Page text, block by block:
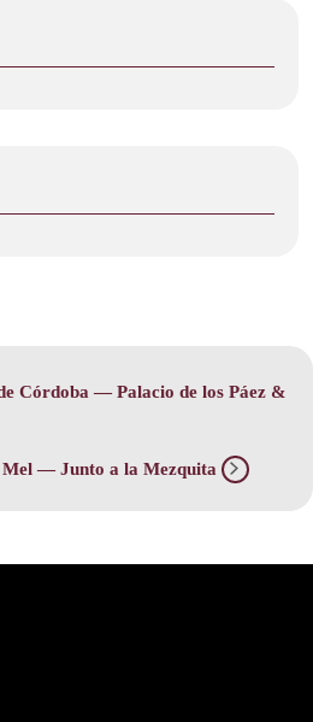
Córdoba — Palacio de los Páez &
— Junto a la Mezquita